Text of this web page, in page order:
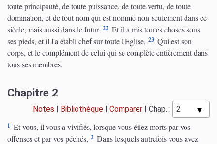
toute principauté, de toute puissance, de toute vertu, de toute
domination, et de tout nom qui est nommé non-seulement dans ce
siècle, mais aussi dans le futur. 22 Et il a mis toutes choses sous
ses pieds, et il l'a établi chef sur toute l'Eglise, 23 Qui est son
corps, et le complément de celui qui se complète entièrement dans
tous ses membres.
Chapitre 2
Notes Bibliothèque Comparer Chap. :
1 Et vous, il vous a vivifiés, lorsque vous étiez morts par vos
offenses et par vos péchés, 2 Dans lesquels autrefois vous avez